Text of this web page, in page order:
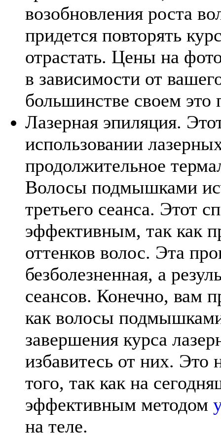
возобновления роста
придется повторять
отрастать. Цены на
в зависимости от
большинстве своем это
Лазерная эпиляция.
использовании
продолжительное
Волосы подмышками
третьего сеанса. Этот
эффективным, так как
оттенков волос. Эта
безболезненная, а
сеансов. Конечно, вам
как волосы
завершения курса
избавитесь от них. Это
того, так как на
эффективным методом
на теле.